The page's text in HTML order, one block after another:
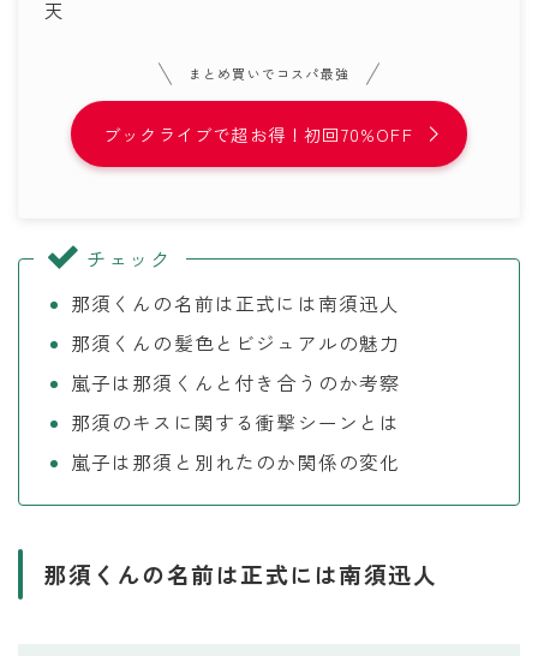
天
まとめ買いでコスパ最強
ブックライブで超お得！初回70%OFF
チェック
那須くんの名前は正式には南須迅人
那須くんの髪色とビジュアルの魅力
嵐子は那須くんと付き合うのか考察
那須のキスに関する衝撃シーンとは
嵐子は那須と別れたのか関係の変化
那須くんの名前は正式には南須迅人